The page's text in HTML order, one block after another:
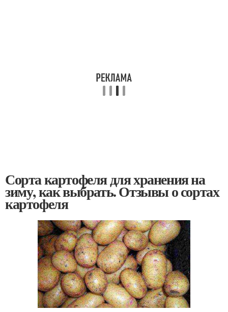
Сорта картофеля для хранения на
зиму, как выбрать. Отзывы о сортах
картофеля